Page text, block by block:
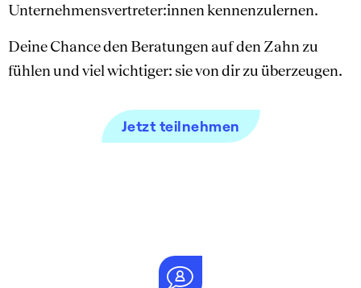
Unternehmensvertreter:innen kennenzulernen.
Deine Chance den Beratungen auf den Zahn zu
fühlen und viel wichtiger: sie von dir zu überzeugen.
Jetzt teilnehmen